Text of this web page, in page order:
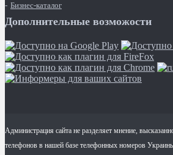
Бизнес-каталог
Дополнительные возможости
Администрация сайта не разделяет мнение,
телефонов в нашей базе телефонных номеров